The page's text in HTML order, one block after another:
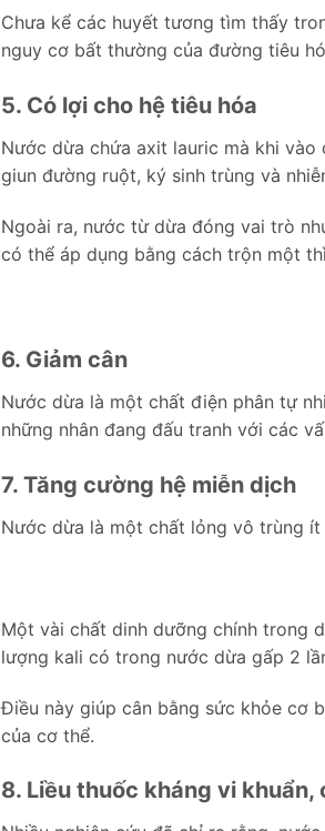
Chưa kể các huyết tương tìm thấy
nguy cơ bất thường của đường tiêu
5. Có lợi cho hệ tiêu hóa
Nước dừa chứa axit lauric mà khi vào
giun đường ruột, ký sinh trùng và
Ngoài ra, nước từ dừa đóng vai trò
có thể áp dụng bằng cách trộn một
6. Giảm cân
Nước dừa là một chất điện phân tự
những nhân đang đấu tranh với các
7. Tăng cường hệ miễn dịch
Nước dừa là một chất lỏng vô trùng
Một vài chất dinh dưỡng chính trong
lượng kali có trong nước dừa gấp 2
Điều này giúp cân bằng sức khỏe cơ
của cơ thể.
8. Liều thuốc kháng vi khuẩn,